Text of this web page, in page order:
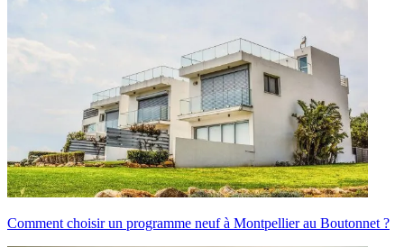
Comment choisir un programme neuf à Montpellier au Boutonnet ?